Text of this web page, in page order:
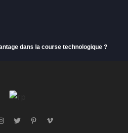
dans la course technologique ?